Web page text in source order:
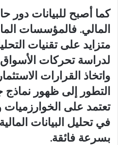
كما أصبح للبيانات دور
المالي. فالمؤسسات
متزايد على تقنيات
لدراسة تحركات الأسواق
واتخاذ القرارات
التطور إلى ظهور نماذج
تعتمد على الخوارزميات
في تحليل البيانات
بسرعة فائقة.